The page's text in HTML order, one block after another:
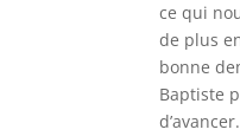
ce qui
de plus
bonne
Baptiste